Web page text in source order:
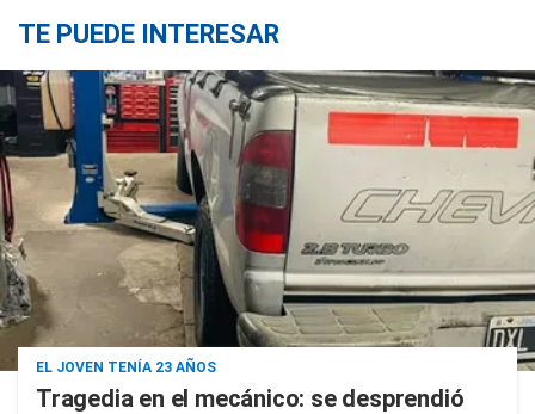
TE PUEDE INTERESAR
EL JOVEN TENÍA 23 AÑOS
Tragedia en el mecánico: se desprendió